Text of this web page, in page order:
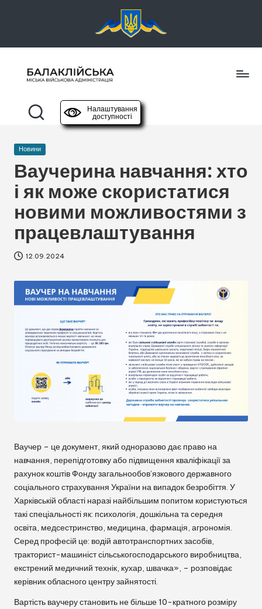
а
к
л
і
й
с
ь
к
М
сайт
Налаштування
доступності
Опубліковано
Новини
Ваучерина навчання: хто
і як може скористатися
новими можливостями з
працевлаштування
12.09.2024
Ваучер – це документ, який одноразово дає право на
навчання, перепідготовку або підвищення кваліфікації за
рахунок коштів Фонду загальнообов’язкового державного
соціального страхування України на випадок безробіття. У
Харківській області наразі найбільшим попитом користуються
такі спеціальності як: психологія, дошкільна та середня
освіта, медсестринство, медицина, фармація, агрономія.
Серед професій це: водій автотранспортних засобів,
тракторист-машиніст сільськогосподарського виробництва,
екстрений медичний технік, кухар, швачка», – розповідає
керівник обласного центру зайнятості.
Вартість ваучеру становить не більше 10-кратного розміру